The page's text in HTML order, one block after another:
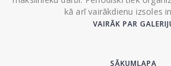
kā arī vairākdienu izsoles
VAIRĀK PAR
SĀKUMLAPA